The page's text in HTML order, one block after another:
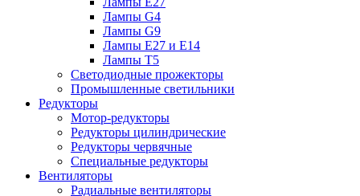
Лампы G4
Лампы G9
Лампы Е27 и Е14
Лампы Т5
Светодиодные прожекторы
Промышленные светильники
Редукторы
Мотор-редукторы
Редукторы цилиндрические
Редукторы червячные
Специальные редукторы
Вентиляторы
Радиальные вентиляторы